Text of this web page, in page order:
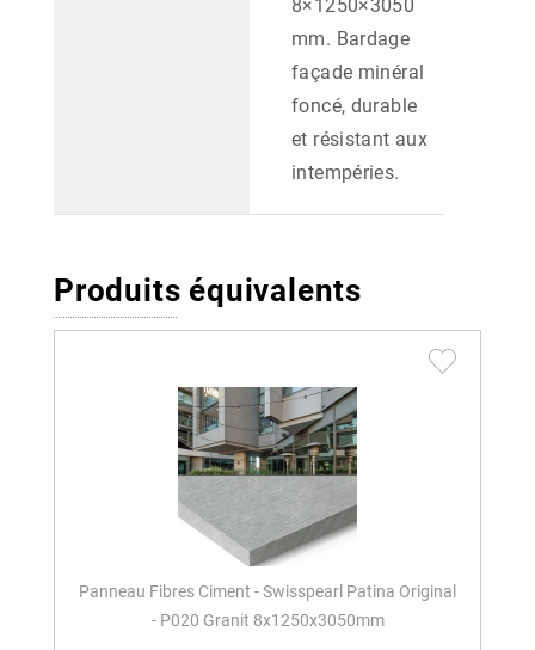
8×1250×3050
mm. Bardage
façade minéral
foncé, durable
et résistant aux
intempéries.
Produits équivalents
Panneau Fibres Ciment - Swisspearl Patina Original
- P020 Granit 8x1250x3050mm